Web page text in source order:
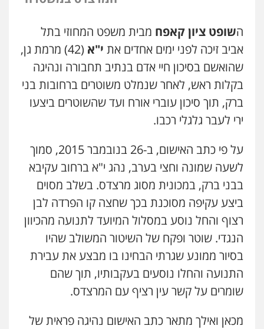
השופט ציון קאפח מבית משפט המחוזי בתל
אביב זיכה לפני ימים אחדים את י"א
(42) מרמת גן,
שהואשם בסיכון חיי אדם בנתיב תחבורה ונהיגה
בקלות ראש, לאחר שנמלט משוטרים ברחובות בני
ברק, תוך סיכון עוברי אורח ועד שהשוטרים ביצעו
ירי לעבר גלגלי רכבו.
על פי כתב האישום, ב-26 בנובמבר 2015, סמוך
לשעה שמונה וחצי בערב, נהג י"א ברחוב עקיבא
בבני ברק, במכונית מסוג מרצדס. בשלב מסוים
ביצע עקיפה מסוכנת בכך שחצה קו הפרדה לבן
רצוף והחל נוסע במסלול המיועד לתנועה מהכיוון
הנגדי. שוטר ופקח של השיטור המשולב שהיו
בסיור ממונע שגרתי הבחינו בו מבצע את עבירת
התנועה והחלו נוסעים בעקבותיו, תוך שהם
שומרים על קשר עין רציף עם המרצדס.
מכאן ואילך מתאר כתב האישום נהיגה פראית של